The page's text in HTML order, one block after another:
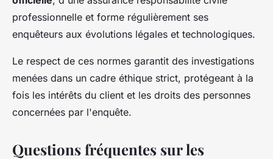
professionnelle et forme régulièrement ses
enquêteurs aux évolutions légales et technologiques.
Le respect de ces normes garantit des investigations
menées dans un cadre éthique strict, protégeant à la
fois les intérêts du client et les droits des personnes
concernées par l'enquête.
Questions fréquentes sur les